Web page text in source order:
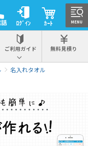
ﾛｸﾞｲﾝ ｶｰﾄ
ご利用ガイド 無料見積り
名入れタオル
MENU